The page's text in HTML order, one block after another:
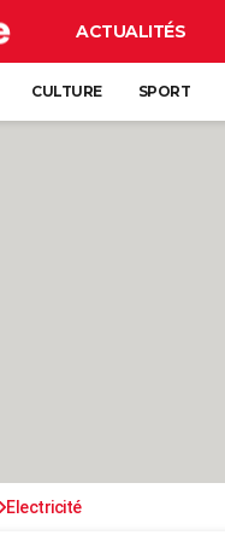
ACTUALITÉS
CULTURE SPORT
Electricité